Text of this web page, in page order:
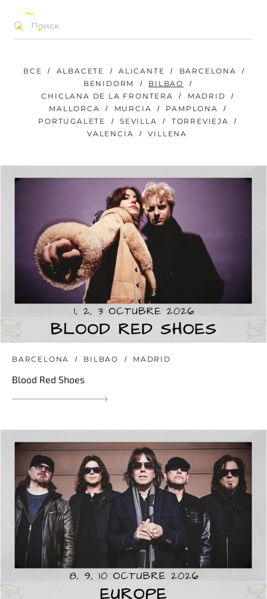
КОНЦЕРТЫ | ФЕСТИВАЛИ | МЕРОПРИЯТИЯ
ВСЕ ALBACETE ALICANTE
BARCELONA
BENIDORM
BILBAO
CHICLANA DE LA FRONTERA
MADRID
MALLORCA
MURCIA
PAMPLONA
PORTUGALETE
SEVILLA
TORREVIEJA
VALENCIA
VILLENA
BARCELONA BILBAO MADRID
Blood Red Shoes